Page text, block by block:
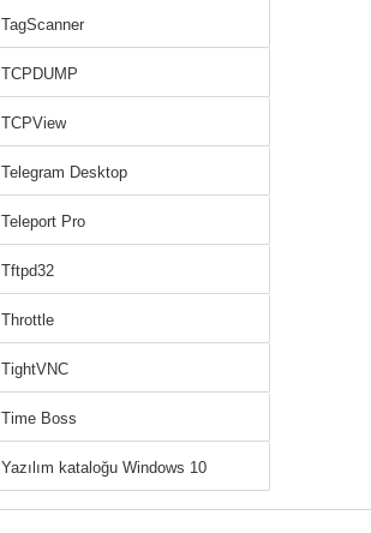
TagScanner
TCPDUMP
TCPView
Telegram Desktop
Teleport Pro
Tftpd32
Throttle
TightVNC
Time Boss
Yazılım kataloğu Windows 10